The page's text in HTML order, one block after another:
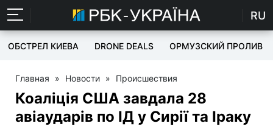
RU
ОБСТРЕЛ КИЕВА DRONE DEALS ОРМУЗСКИЙ ПРОЛИВ
Главная » Новости » Происшествия
Коаліція США завдала 28
авіаударів по ІД у Сирії та Іраку